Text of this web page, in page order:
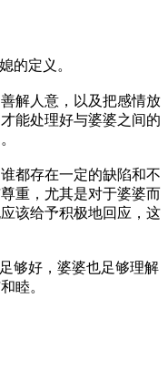
的定义。
解人意，以及把感情放
能处理好与婆婆之间的
都存在一定的缺陷和不
重，尤其是对于婆婆而
该给予积极地回应，这
够好，婆婆也足够理解
睦。